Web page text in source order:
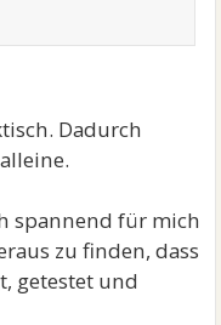
Dadurch
spannend für mich
zu finden, dass
getestet und